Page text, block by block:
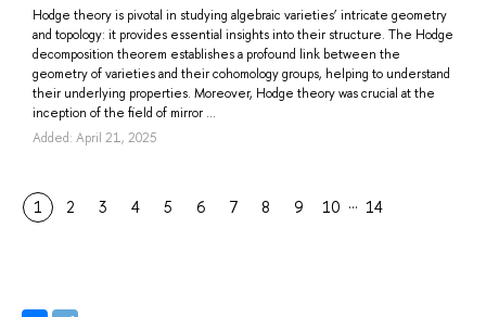
Hodge theory is pivotal in studying algebraic varieties’ intricate geometry
and topology: it provides essential insights into their structure. The Hodge
decomposition theorem establishes a profound link between the
geometry of varieties and their cohomology groups, helping to understand
their underlying properties. Moreover, Hodge theory was crucial at the
inception of the field of mirror ...
Added: April 21, 2025
1 2 3 4 5 6 7 8 9 10 … 14